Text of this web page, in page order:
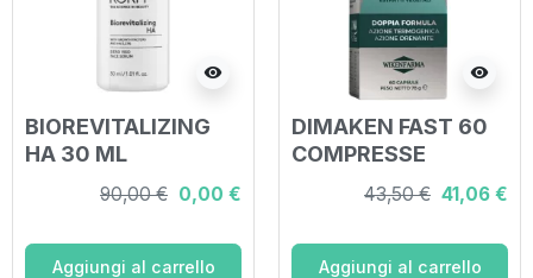
visibility
BIOREVITALIZING
HA 30 ML
90,00 € 0,00 €
Aggiungi al carrello
visibility
DIMAKEN FAST 60
COMPRESSE
43,50 € 41,06 €
Aggiungi al carrello